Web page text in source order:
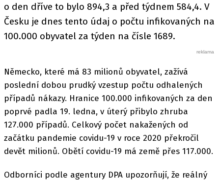
o den dříve to bylo 894,3 a před týdnem 584,4. V
Česku je dnes tento údaj o počtu infikovaných na
100.000 obyvatel za týden na čísle 1689.
Německo, které má 83 milionů obyvatel, zažívá
poslední dobou prudký vzestup počtu odhalených
případů nákazy. Hranice 100.000 infikovaných za den
poprvé padla 19. ledna, v úterý přibylo zhruba
127.000 případů. Celkový počet nakažených od
začátku pandemie covidu-19 v roce 2020 překročil
devět milionů. Obětí covidu-19 má země přes 117.000.
Odborníci podle agentury DPA upozorňují, že reálný